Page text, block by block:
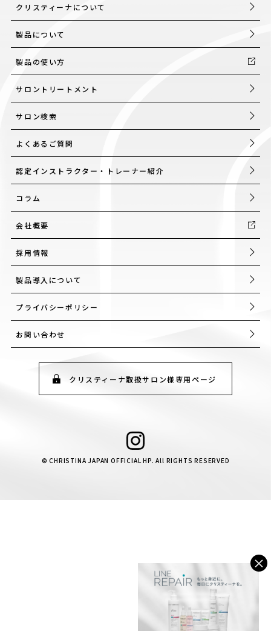
×
クリスティーナについて
製品について
製品の使い方
サロントリートメント
サロン検索
よくあるご質問
認定インストラクター・トレーナー紹介
コラム
会社概要
採用情報
製品導入について
プライバシーポリシー
お問い合わせ
クリスティーナ取扱サロン様専用ページ
© CHRISTINA JAPAN OFFICIAL HP. All RIGHTS RESERVED